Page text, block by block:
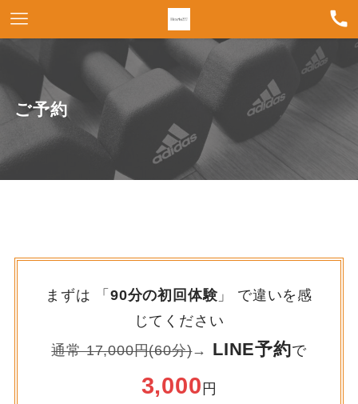
ご予約
まずは 「 90分の初回体験 」 で違いを感
じてください
通常 17,000円(60分)→ LINE予約で
3,000 円